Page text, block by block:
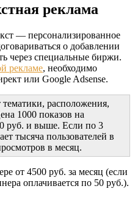
реклама
— персонализированное
о добавлении
через специальные биржи.
рекламе, необходимо
или Google Adsense.
тематики, расположения,
1000 показов на
руб. и выше. Если по 3
тысяча пользователей в
в месяц.
от 4500 руб. за месяц (если
оплачивается по 50 руб.).